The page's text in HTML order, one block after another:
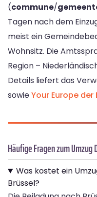
(commune/
Tagen nach dem
meist ein
Wohnsitz. Die
Region –
Details liefert das
sowieYour Europe der
Häufige Fragen zum
Was kostet ein
Brüssel?